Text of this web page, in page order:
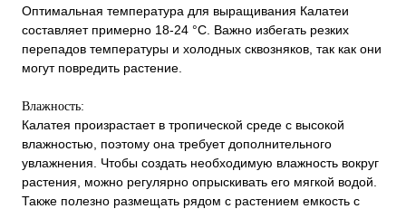
Оптимальная температура для выращивания Калатеи
составляет примерно 18-24 °C. Важно избегать резких
перепадов температуры и холодных сквозняков, так как они
могут повредить растение.
Влажность:
Калатея произрастает в тропической среде с высокой
влажностью, поэтому она требует дополнительного
увлажнения. Чтобы создать необходимую влажность вокруг
растения, можно регулярно опрыскивать его мягкой водой.
Также полезно размещать рядом с растением емкость с